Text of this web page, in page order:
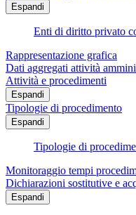
Espandi
Enti di diritto privato
Rappresentazione grafica
Dati aggregati attività
Attività e procedimenti
Espandi
Tipologie di procedimento
Espandi
Tipologie di
Monitoraggio tempi
Dichiarazioni sostitutive e
Espandi